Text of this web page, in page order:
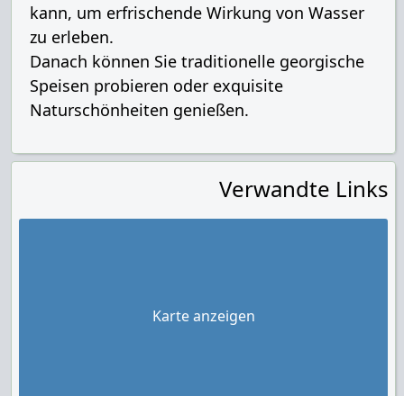
kann, um erfrischende Wirkung von Wasser
zu erleben.
Danach können Sie traditionelle georgische
Speisen probieren oder exquisite
Naturschönheiten genießen.
Verwandte Links
Karte anzeigen